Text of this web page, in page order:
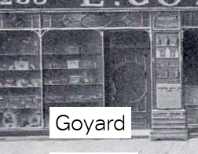
Goyard